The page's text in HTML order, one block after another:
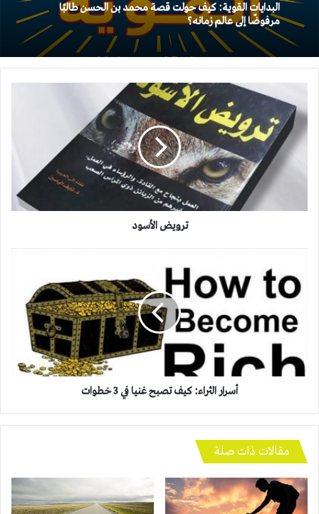
البدايات القوية: كيف حولت قصة محمد بن الحسن طالبًا
مرفوضًا إلى عالم زمانه؟
الأسود
ترويض الأسود
كيف
تصبح
غنيا
خطوات
أسرار الثراء: كيف تصبح غنيا في 3 خطوات
مقالات ذات صلة